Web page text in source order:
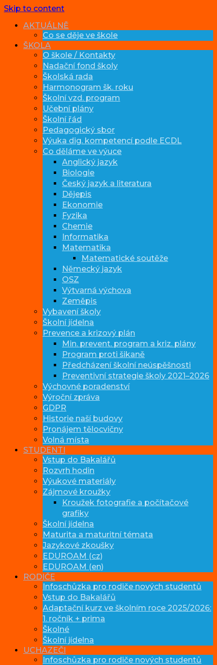
Skip to content
AKTUÁLNĚ
Co se děje ve škole
ŠKOLA
O škole / Kontakty
Nadační fond školy
Školská rada
Harmonogram šk. roku
Školní vzd. program
Učební plány
Školní řád
Pedagogický sbor
Výuka dig. kompetencí podle ECDL
Co děláme ve výuce
Anglický jazyk
Biologie
Český jazyk a literatura
Dějepis
Ekonomie
Fyzika
Chemie
Informatika
Matematika
Matematické soutěže
Německý jazyk
OSZ
Výtvarná výchova
Zeměpis
Vybavení školy
Školní jídelna
Prevence a krizový plán
Min. prevent. program a kriz. plány
Program proti šikaně
Předcházení školní neúspěšnosti
Preventivní strategie školy 2021–2026
Výchovné poradenství
Výroční zpráva
GDPR
Historie naší budovy
Pronájem tělocvičny
Volná místa
STUDENTI
Vstup do Bakalářů
Rozvrh hodin
Výukové materiály
Zájmové kroužky
Kroužek fotografie a počítačové
grafiky
Školní jídelna
Maturita a maturitní témata
Jazykové zkoušky
EDUROAM (cz)
EDUROAM (en)
RODIČE
Infoschůzka pro rodiče nových studentů
Vstup do Bakalářů
Adaptační kurz ve školním roce 2025/2026:
1. ročník + prima
Školné
Školní jídelna
UCHAZEČI
Infoschůzka pro rodiče nových studentů